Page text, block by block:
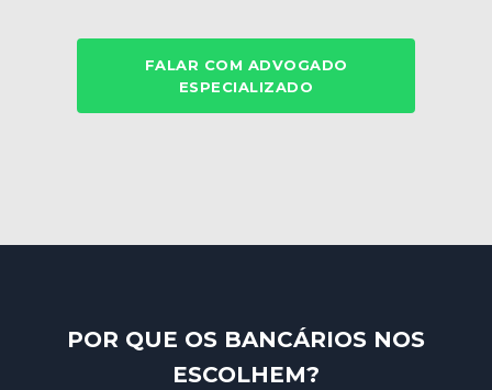
FALAR COM ADVOGADO
ESPECIALIZADO
POR QUE OS BANCÁRIOS NOS
ESCOLHEM?